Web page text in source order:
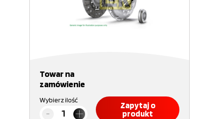
Towar na
zamówienie
Wybierz ilość
Zapytaj o
produkt